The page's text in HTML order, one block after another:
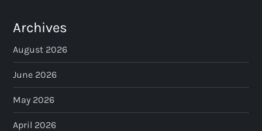
Archives
August 2026
June 2026
May 2026
April 2026